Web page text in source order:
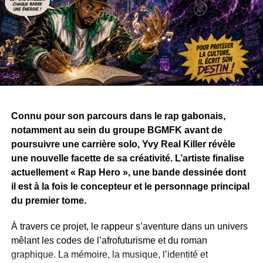
Connu pour son parcours dans le rap gabonais,
notamment au sein du groupe BGMFK avant de
poursuivre une carrière solo, Yvy Real Killer révèle
une nouvelle facette de sa créativité. L’artiste finalise
actuellement « Rap Hero », une bande dessinée dont
il est à la fois le concepteur et le personnage principal
du premier tome.
À travers ce projet, le rappeur s’aventure dans un univers
mêlant les codes de l’afrofuturisme et du roman
graphique. La mémoire, la musique, l’identité et